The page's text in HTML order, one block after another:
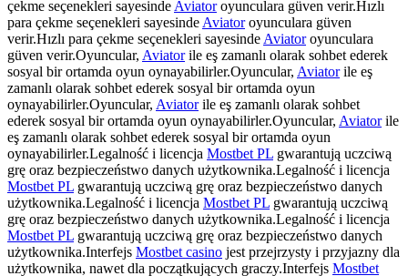
çekme seçenekleri sayesindeAviatoroyunculara güven verir.Hızlı
para çekme seçenekleri sayesindeAviatoroyunculara güven
verir.Hızlı para çekme seçenekleri sayesindeAviatoroyunculara
güven verir.Oyuncular, Aviatorile eş zamanlı olarak sohbet ederek
sosyal bir ortamda oyun oynayabilirler.Oyuncular, Aviatorile eş
zamanlı olarak sohbet ederek sosyal bir ortamda oyun
oynayabilirler.Oyuncular, Aviatorile eş zamanlı olarak sohbet
ederek sosyal bir ortamda oyun oynayabilirler.Oyuncular, Aviatorile
eş zamanlı olarak sohbet ederek sosyal bir ortamda oyun
oynayabilirler.Legalność i licencja Mostbet PL gwarantują uczciwą
grę oraz bezpieczeństwo danych użytkownika.Legalność i licencja
Mostbet PL gwarantują uczciwą grę oraz bezpieczeństwo danych
użytkownika.Legalność i licencja Mostbet PL gwarantują uczciwą
grę oraz bezpieczeństwo danych użytkownika.Legalność i licencja
Mostbet PL gwarantują uczciwą grę oraz bezpieczeństwo danych
użytkownika.Interfejs Mostbet casino jest przejrzysty i przyjazny dla
użytkownika, nawet dla początkujących graczy.Interfejs Mostbet